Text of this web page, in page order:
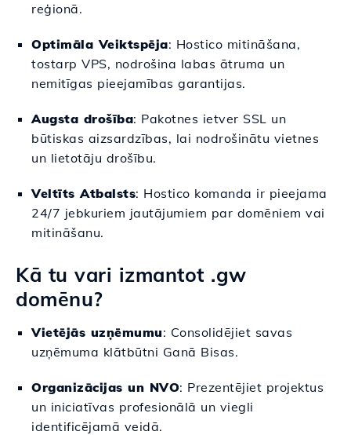
reģionā.
Optimāla Veiktspēja: Hostico mitināšana,
tostarp VPS, nodrošina labas ātruma un
nemitīgas pieejamības garantijas.
Augsta drošība: Pakotnes ietver SSL un
būtiskas aizsardzības, lai nodrošinātu vietnes
un lietotāju drošību.
Veltīts Atbalsts: Hostico komanda ir pieejama
24/7 jebkuriem jautājumiem par domēniem vai
mitināšanu.
Kā tu vari izmantot .gw
domēnu?
Vietējās uzņēmumu: Consolidējiet savas
uzņēmuma klātbūtni Ganā Bisas.
Organizācijas un NVO: Prezentējiet projektus
un iniciatīvas profesionālā un viegli
identificējamā veidā.